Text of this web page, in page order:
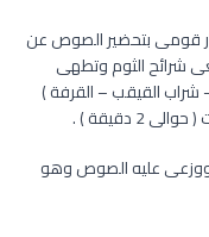
قومى بتحضير الصوص عن
شرائح الثوم وتطهى
– شراب القيقب – القرفة )
دقيقة ) .
عليه الصوص وهو